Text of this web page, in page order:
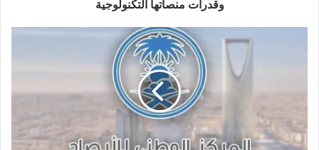
وقدرات منصاتها التكنولوجية